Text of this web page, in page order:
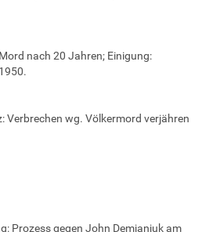
nach 20 Jahren; Einigung:
wg. Völkermord verjähren
Prozess gegen John Demjanjuk am